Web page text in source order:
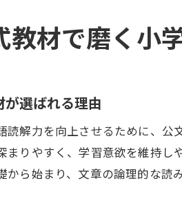
教材で磨く小
が選ばれる理由
読解力を向上させるために、公
まりやすく、学習意欲を維持し
から始まり、文章の論理的な読